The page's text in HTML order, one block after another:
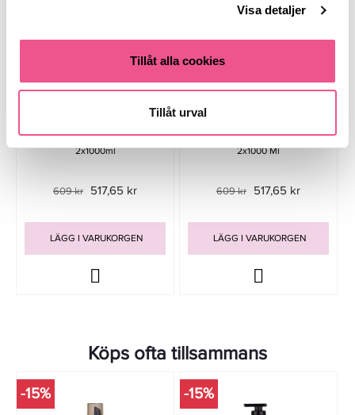
Visa detaljer
Tillåt alla cookies
Tillåt urval
2x1000ml
609 kr 517,65 kr
LÄGG I VARUKORGEN
2x1000 Ml
609 kr 517,65 kr
LÄGG I VARUKORGEN
Köps ofta tillsammans
-15% -15%